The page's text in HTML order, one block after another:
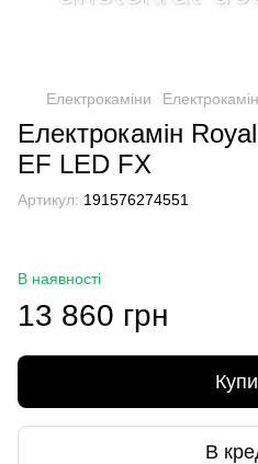
Електрокаміни
Електрокамін
EF LED FX
Артикул: 191576274551
В наявності
13 860 грн
В